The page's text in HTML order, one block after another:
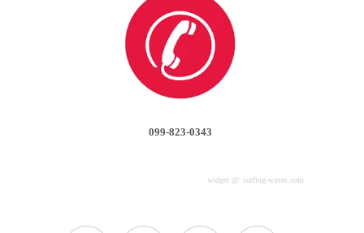
099-823-0343
widget @ surfing-waves.com